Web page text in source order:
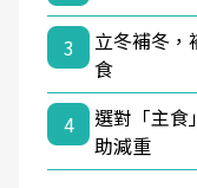
3
立冬補冬，
食
4
選對「主食
助減重